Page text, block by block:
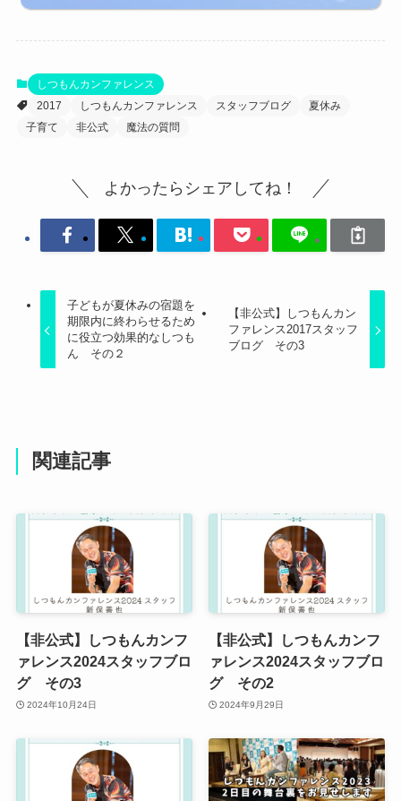
しつもんカンファレンス
2017
しつもんカンファレンス スタッフブログ
夏休み
子育て
非公式 魔法の質問
よかったらシェアしてね！
子どもが夏休みの宿題を
期限内に終わらせるため
に役立つ効果的なしつも
ん その２
【非公式】しつもんカン
ファレンス2017スタッフ
ブログ その3
関連記事
【非公式】しつもんカンフ
ァレンス2024スタッフブロ
グ その3
2024年10月24日
【非公式】しつもんカンフ
ァレンス2024スタッフブロ
グ その2
2024年9月29日